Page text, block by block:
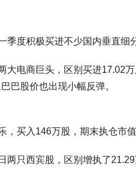
积极买进不少国内垂直细
商巨头，区别买进17.02万
巴股价也出现小幅反弹。
入146万股，期末执仓市值
西宾股，区别增执了21.29